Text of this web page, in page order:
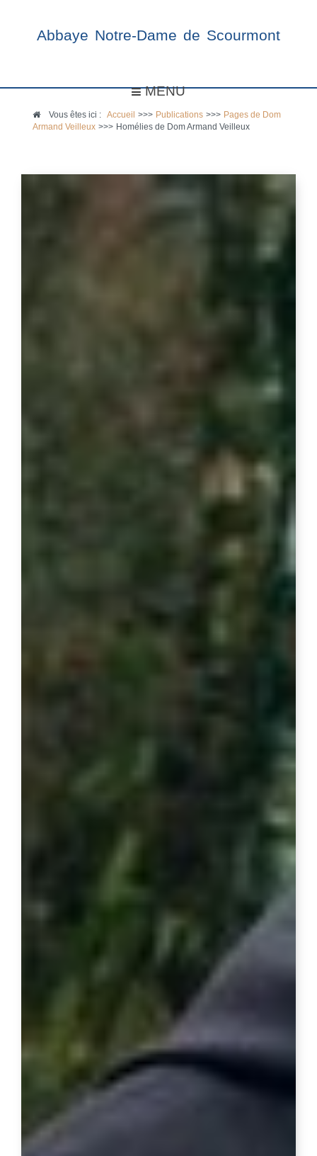
Abbaye Notre-Dame de Scourmont
MENU
Vous êtes ici :Accueil >>> Publications >>> Pages de Dom
Armand Veilleux >>> Homélies de Dom Armand Veilleux